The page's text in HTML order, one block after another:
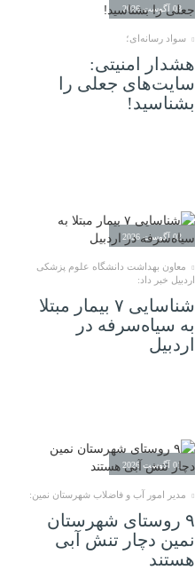
03 آگوست 2026
سواد رسانه‌ای؛
هشدار امنیتی:
سایت‌های جعلی را
بشناسید!
02 آگوست 2026
معاون بهداشت دانشگاه علوم پزشکی
اردبیل خبر داد:
شناسایی ۷ بیمار مبتلا
به سیاه‌سرفه در
اردبیل
01 آگوست 2026
مدیر امور آب و فاضلاب شهرستان نمین:
۹ روستای شهرستان
نمین دچار تنش آبی
هستند